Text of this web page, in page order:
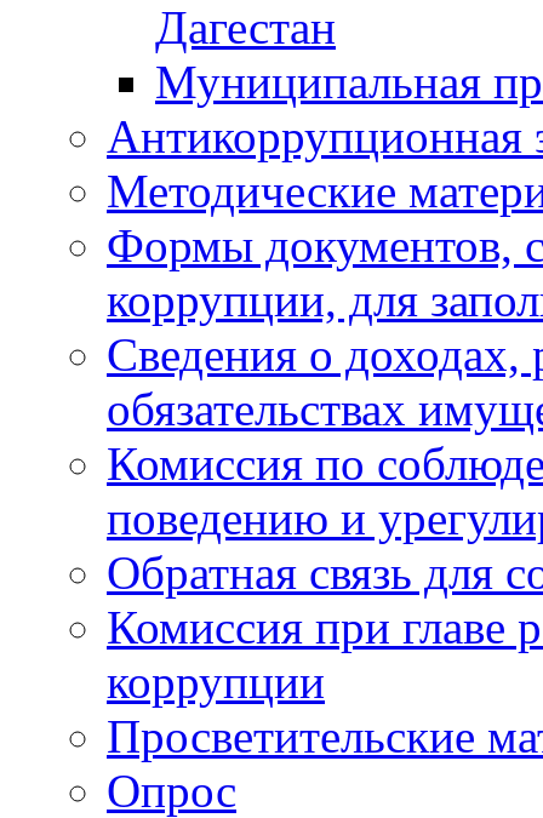
Дагестан
Муниципальная
Антикоррупционная
Методические
Формы документов,
коррупции, для
Сведения о доходах,
обязательствах
Комиссия по
поведению и
Обратная связь для
Комиссия при главе
коррупции
Просветительские
Опрос